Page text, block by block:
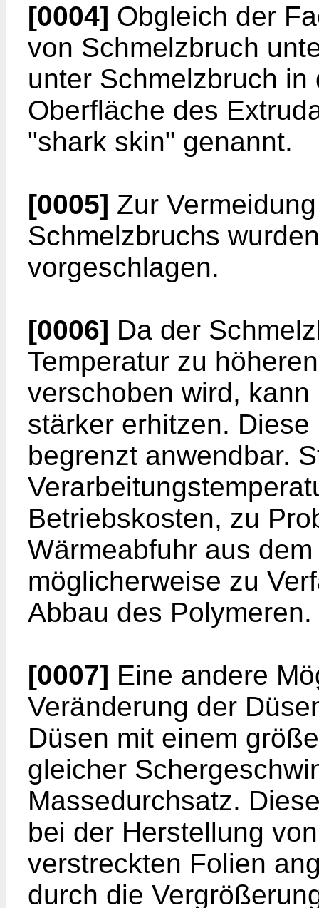
[0004] Obgleich der
von Schmelzbruch
unter Schmelzbruch
Oberfläche des
"shark skin" genannt.
[0005] Zur
Schmelzbruchs
vorgeschlagen.
[0006] Da der
Temperatur zu
verschoben wird,
stärker erhitzen.
begrenzt anwendbar.
Betriebskosten, zu
Wärmeabfuhr aus
möglicherweise zu
Abbau des Polymeren.
[0007] Eine andere
Veränderung der
Düsen mit einem
gleicher
Massedurchsatz.
bei der Herstellung
verstreckten Folien
durch die